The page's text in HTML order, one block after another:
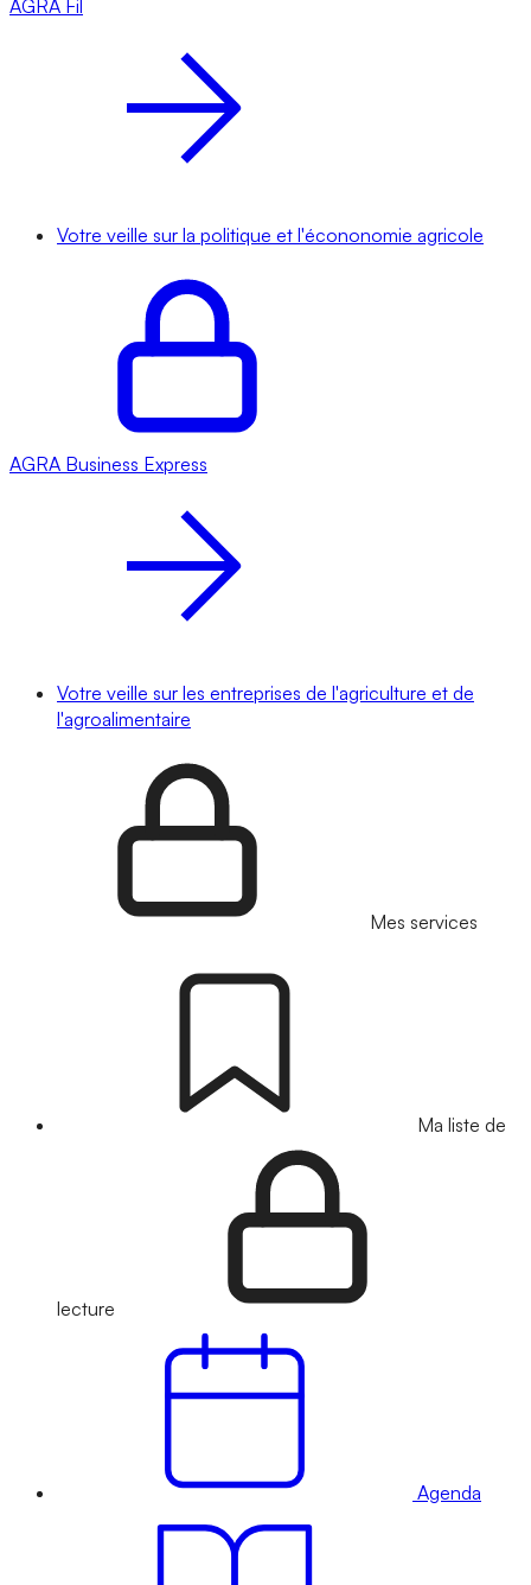
AGRA Fil
Votre veille sur la politique et l'écononomie agricole
AGRA Business Express
Votre veille sur les entreprises de l'agriculture et de
l'agroalimentaire
Mes services
Ma liste de
lecture
Agenda